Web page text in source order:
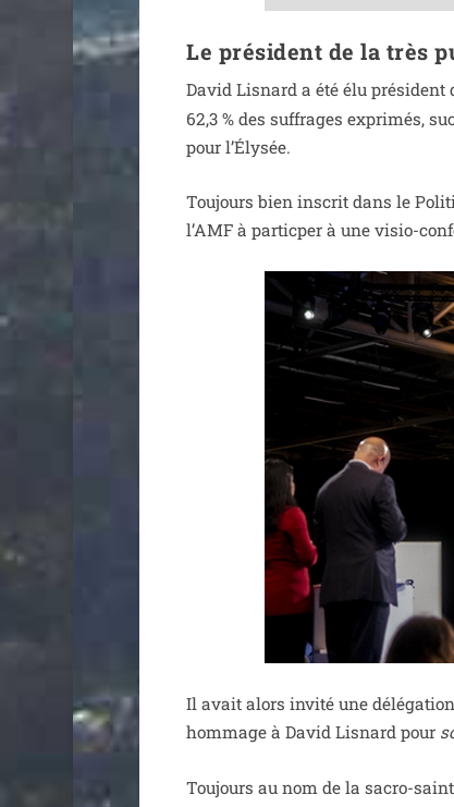
Le président de la très
David Lisnard a été élu pré­sident
62,3 % des suf­frages expri­més,
pour l’Élysée.
Toujours bien ins­crit dans le
l’AMF à par­tic­per à une visio-
Il avait alors invi­té une
hom­mage à David Lisnard pour
Toujours au nom de la sacro-